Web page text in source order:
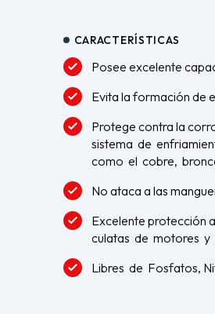
CARACTERÍSTICAS
Posee excelente
Evita la formación de
Protege contra la
sistema de
como el cobre,
No ataca a las
Excelente protección
culatas de motores y
Libres de Fosfatos,